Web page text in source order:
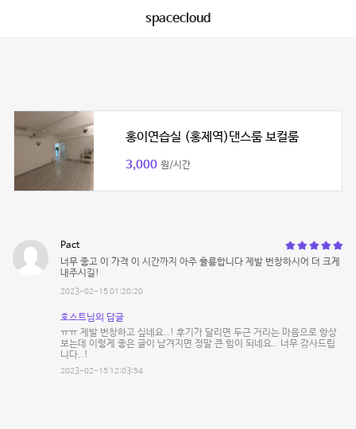
spacecloud
홍이연습실 (홍제역)댄스룸 보컬룸
3,000 원/시간
Pact
너무 좋고 이 가격 이 시간까지 아주 훌륭합니다 제발 번창하시어 더 크게
내주시길!
2023-02-15 01:20:20
호스트님의 답글
ㅠㅠ 제발 번창하고 싶네요..! 후기가 달리면 두근 거리는 마음으로 항상
보는데 이렇게 좋은 글이 남겨지면 정말 큰 힘이 되네요.. 너무 감사드립
니다..!
2023-02-15 12:03:54